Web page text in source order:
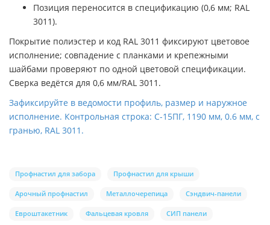
Позиция переносится в спецификацию (0,6 мм; RAL
3011).
Покрытие полиэстер и код RAL 3011 фиксируют цветовое
исполнение; совпадение с планками и крепежными
шайбами проверяют по одной цветовой спецификации.
Сверка ведётся для 0,6 мм/RAL 3011.
Зафиксируйте в ведомости профиль, размер и наружное
исполнение. Контрольная строка: С-15ПГ, 1190 мм, 0.6 мм, с
гранью, RAL 3011.
Профнастил для забора Профнастил для крыши
Арочный профнастил Металлочерепица Сэндвич-панели
Евроштакетник Фальцевая кровля СИП панели